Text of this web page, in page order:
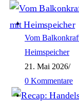
Vom
Heimspeicher
21. Mai 2026/
0 Kommentare